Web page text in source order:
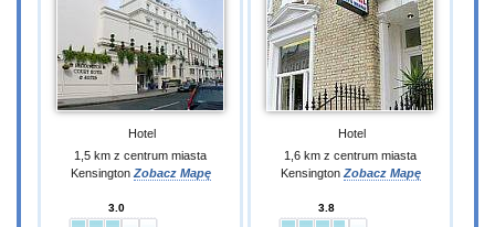
Hotel
1,5 km z centrum miasta
Kensington Zobacz Mapę
3.0
Hotel
1,6 km z centrum miasta
Kensington Zobacz Mapę
3.8